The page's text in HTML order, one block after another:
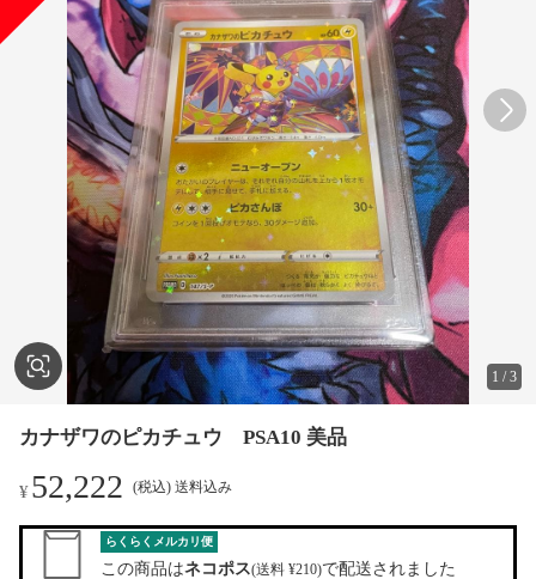
1 /3
カナザワのピカチュウ PSA10 美品
¥52,222 (税込) 送料込み
らくらくメルカリ便
この商品はネコポス(送料 ¥210)で配送されました